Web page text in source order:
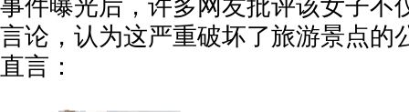
事件曝光后，许多网友批评该女子不
言论，认为这严重破坏了旅游景点的
直言：